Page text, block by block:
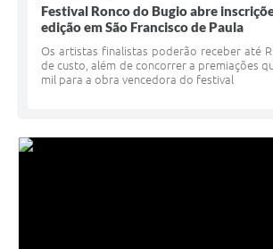
Festival Ronco do Bugio abre
edição em São Francisco de Paula
Os artistas finalistas poderão receber até
de custo, além de concorrer a premiações
mil para a obra vencedora do festival